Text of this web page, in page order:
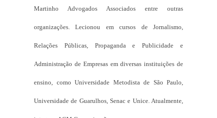
Martinho Advogados Associados entre outras
organizações. Lecionou em cursos de Jornalismo,
Relações Públicas, Propaganda e Publicidade e
Administração de Empresas em diversas instituições de
ensino, como Universidade Metodista de São Paulo,
Universidade de Guarulhos, Senac e Unice. Atualmente,